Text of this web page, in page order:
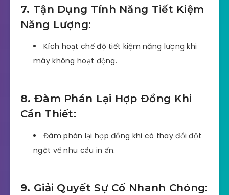
7. Tận Dụng Tính Năng Tiết Kiệm
Năng Lượng:
Kích hoạt chế độ tiết kiệm năng lượng khi
máy không hoạt động.
8. Đàm Phán Lại Hợp Đồng Khi
Cần Thiết:
Đàm phán lại hợp đồng khi có thay đổi đột
ngột về nhu cầu in ấn.
9. Giải Quyết Sự Cố Nhanh Chóng: